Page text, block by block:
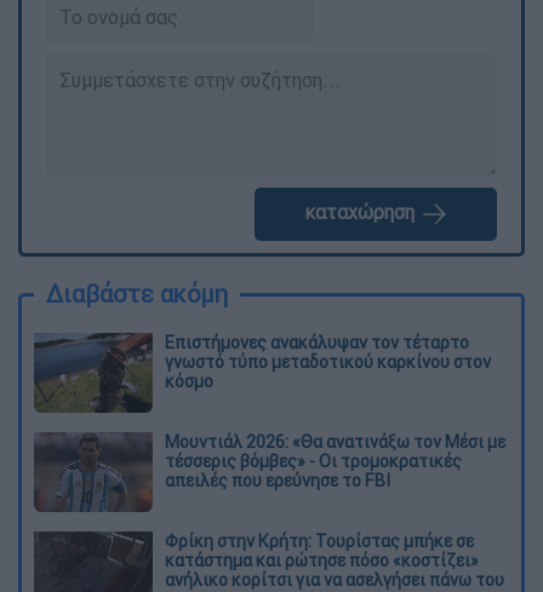
καταχώρηση
Διαβάστε ακόμη
Επιστήμονες ανακάλυψαν τον τέταρτο
γνωστό τύπο μεταδοτικού καρκίνου στον
κόσμο
Μουντιάλ 2026: «Θα ανατινάξω τον Μέσι με
τέσσερις βόμβες» - Οι τρομοκρατικές
απειλές που ερεύνησε το FBI
Φρίκη στην Κρήτη: Τουρίστας μπήκε σε
κατάστημα και ρώτησε πόσο «κοστίζει»
ανήλικο κορίτσι για να ασελγήσει πάνω του